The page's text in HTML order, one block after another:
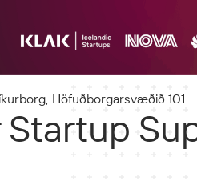
Höfuðborgarsvæðið 101
Startup